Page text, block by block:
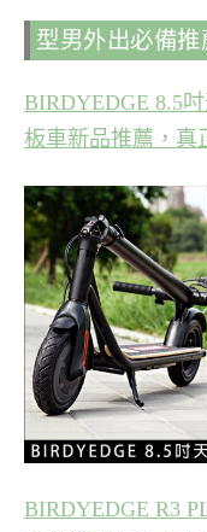
型男外出必備推
BIRDYEDGE 8.5
板車新品推薦，真
BIRDYEDGE R3